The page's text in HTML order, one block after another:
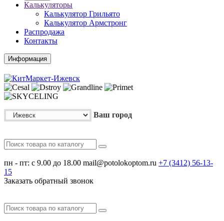
Калькуляторы
Калькулятор Грильято
Калькулятор Армстронг
Распродажа
Контакты
Информация
Ваш город
пн - пт: с 9.00 до 18.00 mail@potolokoptom.ru +7 (3412) 56-13-
15
Заказать обратный звонок